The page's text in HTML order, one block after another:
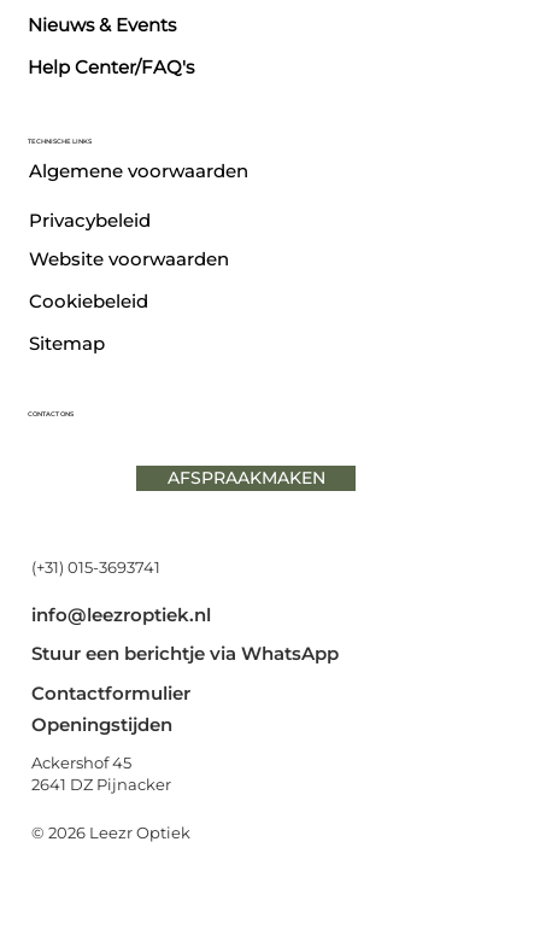
Nieuws & Events
Help Center/FAQ's
TECHNISCHE LINKS
Algemene voorwaarden
Privacybeleid
Website voorwaarden
Cookiebeleid
Sitemap
CONTACT ONS
AFSPRAAKMAKEN
(+31) 015-3693741
info@leezroptiek.nl
Stuur een berichtje via WhatsApp
Contactformulier
Openingstijden
Ackershof 45
2641 DZ Pijnacker
© 2026 Leezr Optiek